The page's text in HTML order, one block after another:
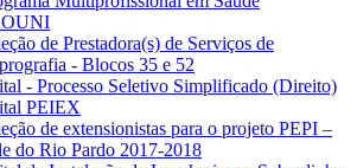
de Prestadora(s) de Serviços de
- Blocos 35 e 52
- Processo Seletivo Simplificado (Direito)
PEIEX
de extensionistas para o projeto PEPI –
do Rio Pardo 2017-2018